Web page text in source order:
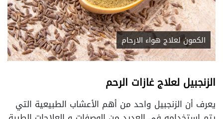
الكمون لعلاج هواء الارحام
الزنجبيل لعلاج غازات الرحم
يعرف أن الزنجبيل واحد من أهم الأعشاب الطبيعية التي